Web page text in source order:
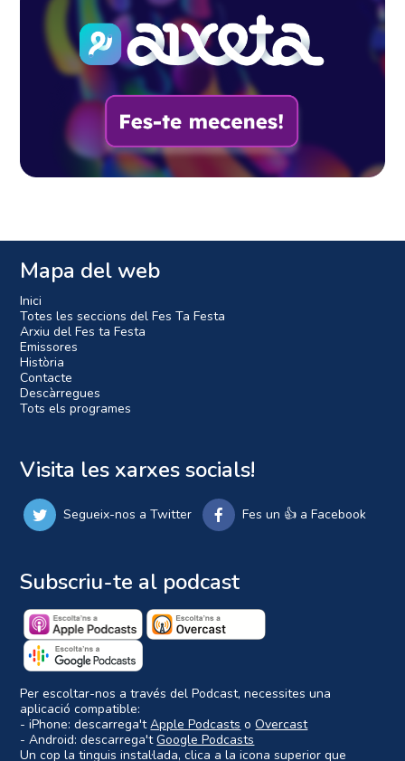
Mapa del web
Inici
Totes les seccions del Fes Ta Festa
Arxiu del Fes ta Festa
Emissores
Història
Contacte
Descàrregues
Tots els programes
Visita les xarxes socials!
Segueix-nos a Twitter Fes un 👍 a Facebook
Subscriu-te al podcast
Per escoltar-nos a través del Podcast, necessites una
aplicació compatible:
- iPhone: descarrega'tApple Podcasts oOvercast
- Android: descarrega'tGoogle Podcasts
Un cop la tinguis instal·lada, clica a la icona superior que